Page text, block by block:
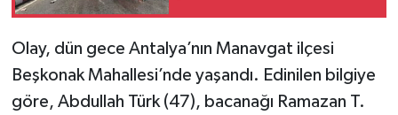
Olay, dün gece Antalya’nın Manavgat ilçesi
Beşkonak Mahallesi’nde yaşandı. Edinilen bilgiye
göre, Abdullah Türk (47), bacanağı Ramazan T.